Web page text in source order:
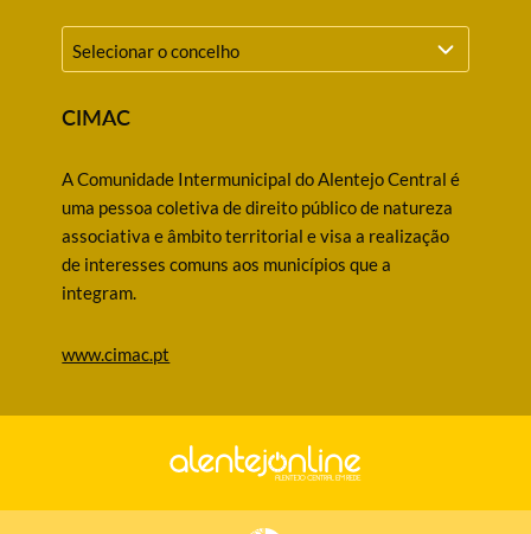
CIMAC
A Comunidade Intermunicipal do Alentejo Central é
uma pessoa coletiva de direito público de natureza
associativa e âmbito territorial e visa a realização
de interesses comuns aos municípios que a
integram.
www.cimac.pt